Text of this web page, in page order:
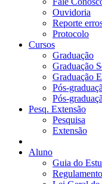
Ouvidoria
Reporte
Protocolo
Cursos
Graduação
Graduação
Graduação
Pós-
Pós-
Pesq. Extensão
Pesquisa
Extensão
Aluno
Guia do